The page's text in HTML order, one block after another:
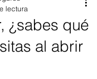
¿sabes qué
al abrir
lectura